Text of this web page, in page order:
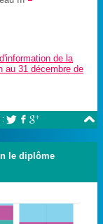
de la
au 31 décembre de

:   
le diplôme